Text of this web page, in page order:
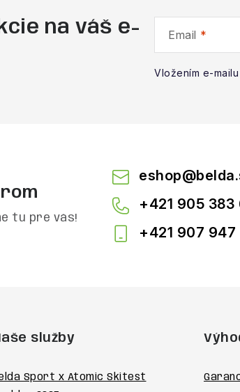
na váš e-
Email
Vložením e-
tu pre vás!
eshop@
+421 905 383
+421 907 947
služby
Sport x Atomic Skitest